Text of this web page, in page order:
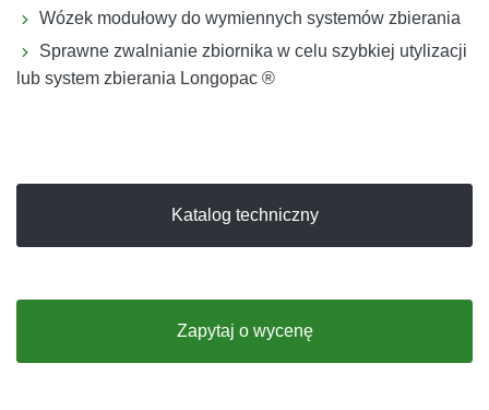
Wózek modułowy do wymiennych systemów zbierania
Sprawne zwalnianie zbiornika w celu szybkiej utylizacji
lub system zbierania Longopac ®
Katalog techniczny
Zapytaj o wycenę